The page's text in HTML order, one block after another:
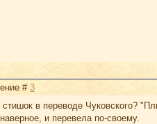
#3
в переводе Чуковского?
и перевела по-своему.